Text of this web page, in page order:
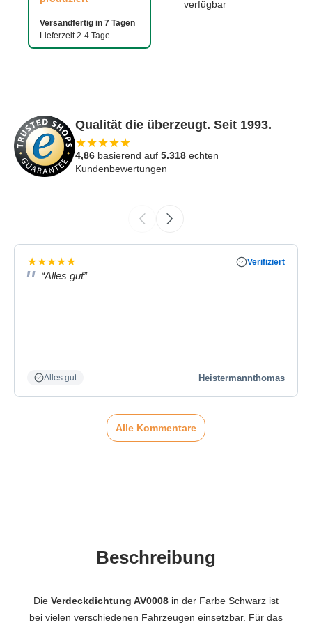
Versandfertig in 7 Tagen
Lieferzeit 2-4 Tage
verfügbar
Qualität die überzeugt. Seit 1993.
★★★★★
4,86 basierend auf 5.318 echten
Kundenbewertungen
★★★★★ Verifiziert
“Alles gut”
Alles gut Heistermannthomas
Alle Kommentare
Beschreibung
Die Verdeckdichtung AV0008 in der Farbe Schwarz ist
bei vielen verschiedenen Fahrzeugen einsetzbar. Für das